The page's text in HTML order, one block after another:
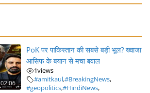
02:06
PoK पर पाकिस्तान की सबसे बड़ी भूल? ख्वाजा
आसिफ के बयान से मचा बवाल
1views
#amitkaul,#BreakingNews,
#geopolitics,#HindiNews,